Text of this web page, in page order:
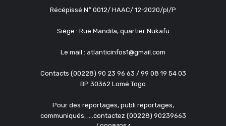
Récépissé N° 0012/ HAAC/ 12-2020/pl/P
Siège : Rue Mandila, quartier Nukafu
Le mail : atlanticinfos1@gmail.com
Contacts (00228) 90 23 96 63 / 99 08 19 54 03
BP 30362 Lomé Togo
Pour des reportages, publi reportages,
communiqués, ....contactez (00228) 90239663